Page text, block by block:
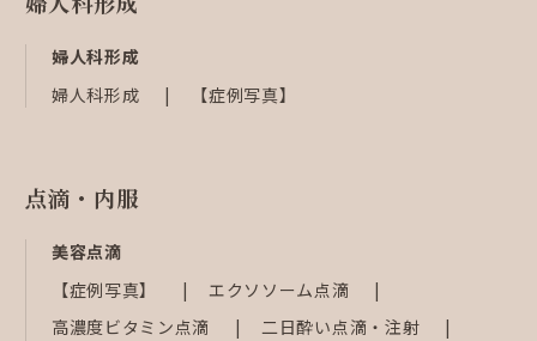
婦人科形成
婦人科形成
【症例写真】
点滴・内服
美容点滴
【症例写真】
エクソソーム点滴
高濃度ビタミン点滴
二日酔い点滴・注射